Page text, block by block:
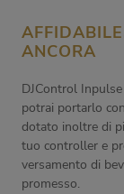
ANCORA
DJControl
potrai portarlo
dotato inoltre di
tuo controller e
versamento di
promesso.